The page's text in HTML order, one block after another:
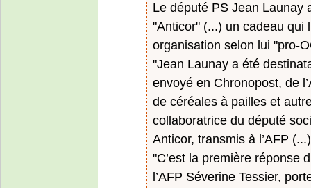
Le député PS Jean Launay
"Anticor" (...) un cadeau qui
organisation selon lui "pro-
"Jean Launay a été
envoyé en Chronopost, de
de céréales à pailles et
collaboratrice du député
Anticor, transmis à l’AFP (...)
"C’est la première réponse
l’AFP Séverine Tessier,